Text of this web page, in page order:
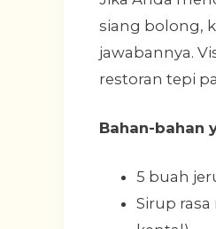
siang bolong,
jawabannya.
restoran tepi
Bahan-bahan
5 buah
Sirup